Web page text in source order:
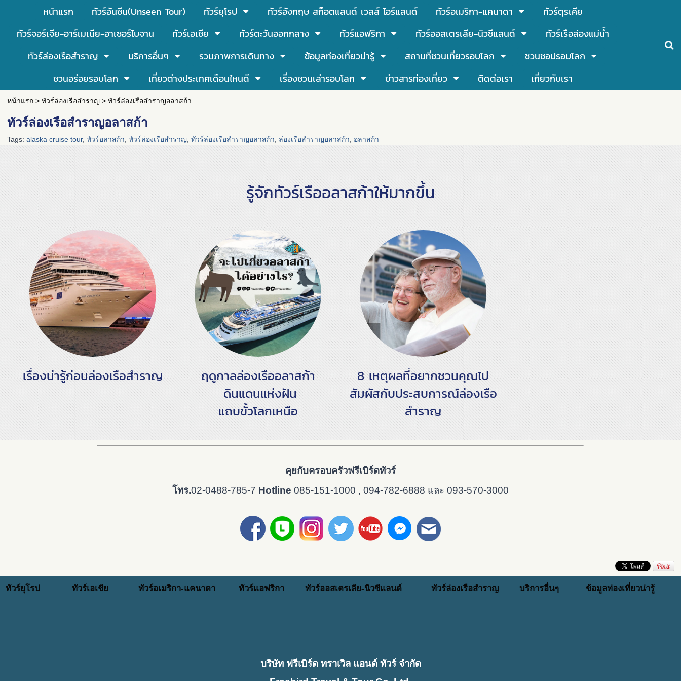
หน้าแรก ทัวร์อันซีน(Unseen Tour) ทัวร์ยุโรป ทัวร์อังกฤษ สก็อตแลนด์ เวลส์ ไอร์แลนด์ ทัวร์อเมริกา-แคนาดา
ทัวร์ตุรเคีย
ทัวร์จอร์เจีย-อาร์เมเนีย-อาเซอร์ไบจาน
ทัวร์เอเชีย ทัวร์ตะวันออกกลาง ทัวร์แอฟริกา ทัวร์ออสเตรเลีย-นิวซีแลนด์
ทัวร์เรือล่องแม่น้ำ
ทัวร์ล่องเรือสำราญ
บริการอื่นๆ รวมภาพการเดินทาง ข้อมูลท่องเที่ยวน่ารู้ สถานที่ชวนเที่ยวรอบโลก
ชวนชอปรอบโลก
ชวนอร่อยรอบโลก
เที่ยวต่างประเทศเดือนไหนดี เรื่องชวนเล่ารอบโลก ข่าวสารท่องเที่ยว ติดต่อเรา เกี่ยวกับเรา
หน้าแรก> ทัวร์ล่องเรือสำราญ > ทัวร์ล่องเรือสำราญอลาสก้า
ทัวร์ล่องเรือสำราญอลาสก้า
Tags: alaska cruise tour, ทัวร์อลาสก้า ทัวร์ล่องเรือสำราญ ทัวร์ล่องเรือสำราญอลาสก้า ล่องเรือสำราญอลาสก้า อลาสก้า
รู้จักทัวร์เรืออลาสก้าให้มากขึ้น
เรื่องน่ารู้ก่อนล่องเรือสำราญ
ฤดูกาลล่องเรืออลาสก้า
ดินแดนแห่งฝัน
แถบขั้วโลกเหนือ
8 เหตุผลที่อยากชวนคุณไป
สัมผัสกับประสบการณ์ล่องเรือ
สำราญ
คุยกับครอบครัวฟรีเบิร์ดทัวร์
โทร.02-0488-785-7 Hotline 085-151-1000 , 094-782-6888 และ 093-570-3000
ทัวร์ยุโรป ทัวร์เอเชีย ทัวร์อเมริกา-แคนาดา ทัวร์แอฟริกา ทัวร์ออสเตรเลีย-นิวซีแลนด์ ทัวร์ล่องเรือสำราญ บริการอื่นๆ ข้อมูลท่องเที่ยวน่ารู้
บริษัท ฟรีเบิร์ด ทราเวิล แอนด์ ทัวร์ จำกัด